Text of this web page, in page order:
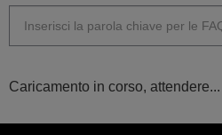
Caricamento in corso, attendere...